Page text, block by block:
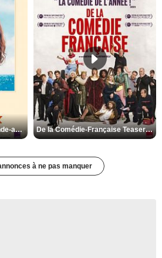
Les Matins merveilleux Bande-annonce VF De la Comédie-Française Teaser VF
à ne pas manquer